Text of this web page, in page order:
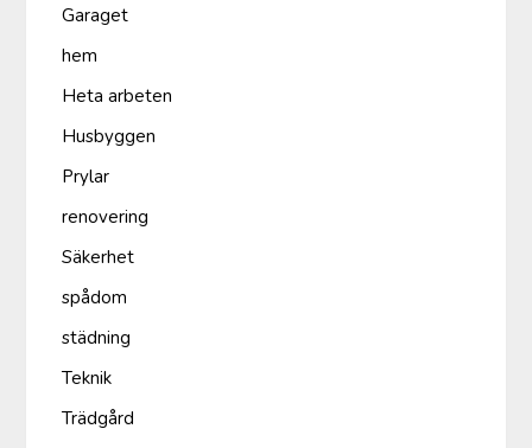
Garaget
hem
Heta arbeten
Husbyggen
Prylar
renovering
Säkerhet
spådom
städning
Teknik
Trädgård